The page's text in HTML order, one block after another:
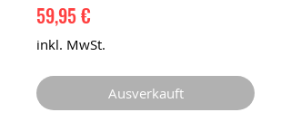
59,95 €
inkl. MwSt.
Ausverkauft